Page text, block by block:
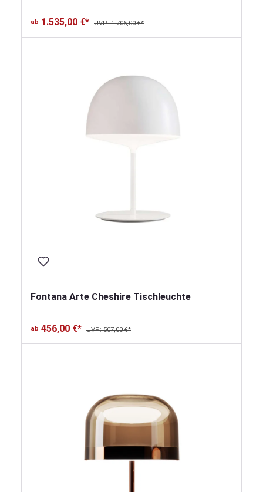
ab 1.535,00 €* UVP: 1.706,00 €*
Fontana Arte Cheshire Tischleuchte
ab 456,00 €* UVP: 507,00 €*